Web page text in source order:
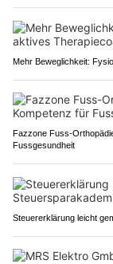
Mehr Beweglichkeit:
Fazzone Fuss-
Fussgesundheit
Steuererklärung leicht